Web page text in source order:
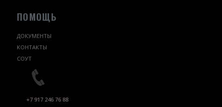
ПОМОЩЬ
ДОКУМЕНТЫ
КОНТАКТЫ
СОУТ
+7 917 246 76 88